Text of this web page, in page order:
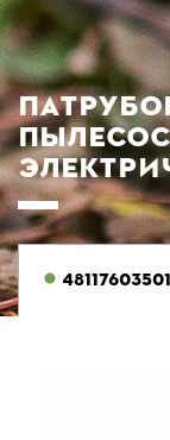
48117603501